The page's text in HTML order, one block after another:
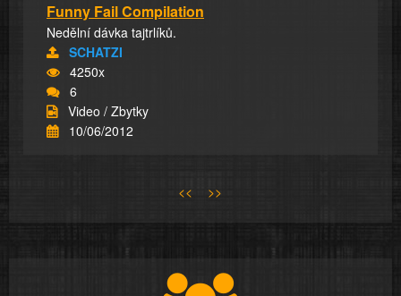
Funny Fail Compilation
Nedělní dávka tajtrlíků.
SCHATZI
4250x
6
Video / Zbytky
10/06/2012
<< >>